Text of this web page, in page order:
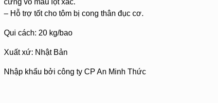
cứng vỏ mau lột xác.
– Hỗ trợ tốt cho tôm bị cong thân đục cơ.
Qui cách: 20 kg/bao
Xuất xứ: Nhật Bản
Nhập khẩu bởi công ty CP An Minh Thức